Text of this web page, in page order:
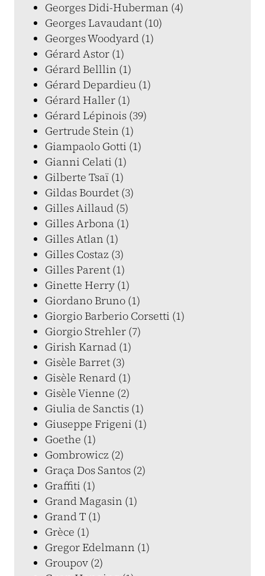
Georges Didi-Huberman (4)
Georges Lavaudant (10)
Georges Woodyard (1)
Gérard Astor (1)
Gérard Belllin (1)
Gérard Depardieu (1)
Gérard Haller (1)
Gérard Lépinois (39)
Gertrude Stein (1)
Giampaolo Gotti (1)
Gianni Celati (1)
Gilberte Tsaï (1)
Gildas Bourdet (3)
Gilles Aillaud (5)
Gilles Arbona (1)
Gilles Atlan (1)
Gilles Costaz (3)
Gilles Parent (1)
Ginette Herry (1)
Giordano Bruno (1)
Giorgio Barberio Corsetti (1)
Giorgio Strehler (7)
Girish Karnad (1)
Gisèle Barret (3)
Gisèle Renard (1)
Gisèle Vienne (2)
Giulia de Sanctis (1)
Giuseppe Frigeni (1)
Goethe (1)
Gombrowicz (2)
Graça Dos Santos (2)
Graffiti (1)
Grand Magasin (1)
Grand T (1)
Grèce (1)
Gregor Edelmann (1)
Groupov (2)